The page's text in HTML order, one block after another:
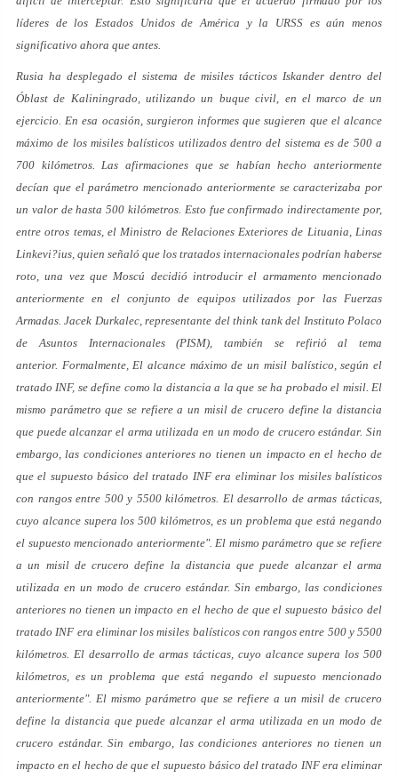
líderes de los Estados Unidos de América y la URSS es aún menos
significativo ahora que antes.
Rusia ha desplegado el sistema de misiles tácticos Iskander dentro del
Óblast de Kaliningrado, utilizando un buque civil, en el marco de un
ejercicio. En esa ocasión, surgieron informes que sugieren que el alcance
máximo de los misiles balísticos utilizados dentro del sistema es de 500 a
700 kilómetros. Las afirmaciones que se habían hecho anteriormente
decían que el parámetro mencionado anteriormente se caracterizaba por
un valor de hasta 500 kilómetros. Esto fue confirmado indirectamente por,
entre otros temas, el Ministro de Relaciones Exteriores de Lituania, Linas
Linkevi?ius, quien señaló que los tratados internacionales podrían haberse
roto, una vez que Moscú decidió introducir el armamento mencionado
anteriormente en el conjunto de equipos utilizados por las Fuerzas
Armadas. Jacek Durkalec, representante del think tank del Instituto Polaco
de Asuntos Internacionales (PISM), también se refirió al tema
anterior. Formalmente, El alcance máximo de un misil balístico, según el
tratado INF, se define como la distancia a la que se ha probado el misil. El
mismo parámetro que se refiere a un misil de crucero define la distancia
que puede alcanzar el arma utilizada en un modo de crucero estándar. Sin
embargo, las condiciones anteriores no tienen un impacto en el hecho de
que el supuesto básico del tratado INF era eliminar los misiles balísticos
con rangos entre 500 y 5500 kilómetros. El desarrollo de armas tácticas,
cuyo alcance supera los 500 kilómetros, es un problema que está negando
el supuesto mencionado anteriormente". El mismo parámetro que se refiere
a un misil de crucero define la distancia que puede alcanzar el arma
utilizada en un modo de crucero estándar. Sin embargo, las condiciones
anteriores no tienen un impacto en el hecho de que el supuesto básico del
tratado INF era eliminar los misiles balísticos con rangos entre 500 y 5500
kilómetros. El desarrollo de armas tácticas, cuyo alcance supera los 500
kilómetros, es un problema que está negando el supuesto mencionado
anteriormente". El mismo parámetro que se refiere a un misil de crucero
define la distancia que puede alcanzar el arma utilizada en un modo de
crucero estándar. Sin embargo, las condiciones anteriores no tienen un
impacto en el hecho de que el supuesto básico del tratado INF era eliminar